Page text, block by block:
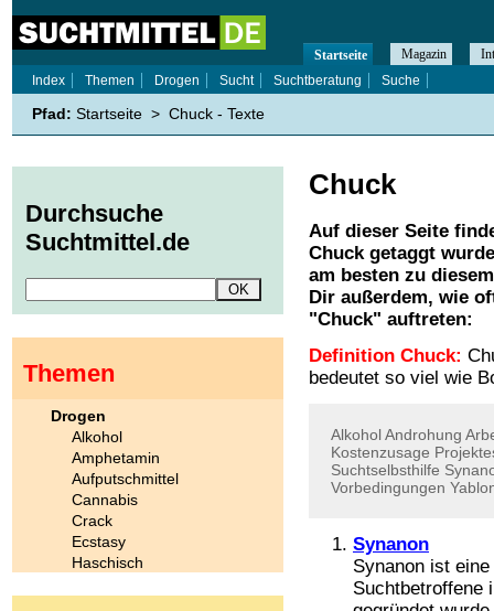
Chuck
Auf dieser Seite
Chuckgetaggt
am besten zu
Dir außerdem, wie
"Chuck" auftreten:
Definition Chuck:
bedeutet so viel wie
AlkoholAndrohung
Kostenzusage
Suchtselbsthilfe
Vorbedingungen
Synanon
Synanon ist
Suchtbetroffene
Startseite Magazin
Index
Themen Drogen Sucht Suchtberatung Suche
Pfad: Startseite > Chuck - Texte
Durchsuche
Suchtmittel.de
Themen
Drogen
Alkohol
Amphetamin
Aufputschmittel
Cannabis
Crack
Ecstasy
Haschisch